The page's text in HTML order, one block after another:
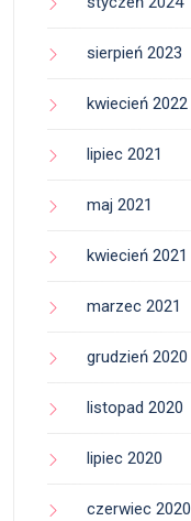
sierpień 2023
kwiecień 2022
lipiec 2021
maj 2021
kwiecień 2021
marzec 2021
grudzień 2020
listopad 2020
lipiec 2020
czerwiec 2020